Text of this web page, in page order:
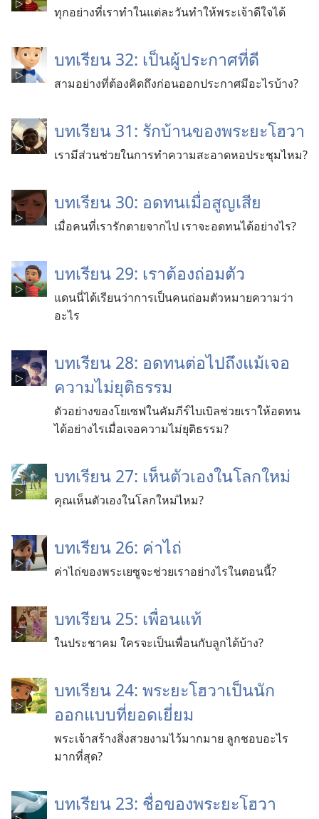
ทุกอย่างที่เราทำในแต่ละวันทำให้พระเจ้าดีใจได้
บทเรียน 32: เป็นผู้ประกาศที่ดี
สามอย่างที่ต้องคิดถึงก่อนออกประกาศมีอะไรบ้าง?
บทเรียน 31: รักบ้านของพระยะโฮวา
เรามีส่วนช่วยในการทำความสะอาดหอประชุมไหม?
บทเรียน 30: อดทนเมื่อสูญเสีย
เมื่อคนที่เรารักตายจากไป เราจะอดทนได้อย่างไร?
บทเรียน 29: เราต้องถ่อมตัว
แดนนี่ได้เรียนว่าการเป็นคนถ่อมตัวหมายความว่า
อะไร
บทเรียน 28: อดทนต่อไปถึงแม้เจอ
ความไม่ยุติธรรม
ตัวอย่างของโยเซฟในคัมภีร์ไบเบิลช่วยเราให้อดทน
ได้อย่างไรเมื่อเจอความไม่ยุติธรรม?
บทเรียน 27: เห็นตัวเองในโลกใหม่
คุณเห็นตัวเองในโลกใหม่ไหม?
บทเรียน 26: ค่าไถ่
ค่าไถ่ของพระเยซูจะช่วยเราอย่างไรในตอนนี้?
บทเรียน 25: เพื่อนแท้
ในประชาคม ใครจะเป็นเพื่อนกับลูกได้บ้าง?
บทเรียน 24: พระยะโฮวาเป็นนัก
ออกแบบที่ยอดเยี่ยม
พระเจ้าสร้างสิ่งสวยงามไว้มากมาย ลูกชอบอะไร
มากที่สุด?
บทเรียน 23: ชื่อของพระยะโฮวา